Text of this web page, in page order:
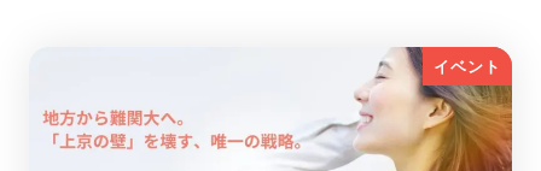
イベント